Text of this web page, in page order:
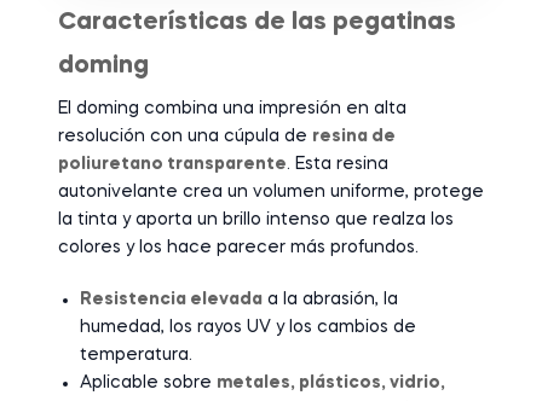
Características de las pegatinas
doming
El doming combina una impresión en alta
resolución con una cúpula de resina de
poliuretano transparente. Esta resina
autonivelante crea un volumen uniforme, protege
la tinta y aporta un brillo intenso que realza los
colores y los hace parecer más profundos.
Resistencia elevada a la abrasión, la
humedad, los rayos UV y los cambios de
temperatura.
Aplicable sobre metales, plásticos, vidrio,